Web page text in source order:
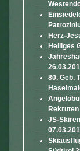
Herz-
Heiliges
80. Geb.
JS-